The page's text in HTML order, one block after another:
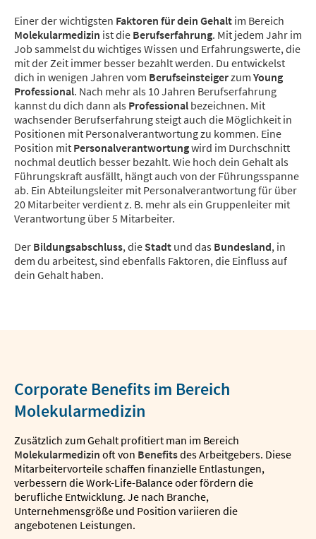
Einer der wichtigsten Faktoren für dein Gehalt im Bereich
Molekularmedizin ist die Berufserfahrung. Mit jedem Jahr im
Job sammelst du wichtiges Wissen und Erfahrungswerte, die
mit der Zeit immer besser bezahlt werden. Du entwickelst
dich in wenigen Jahren vom Berufseinsteigerzum Young
Professional. Nach mehr als 10 Jahren Berufserfahrung
kannst du dich dann als Professional bezeichnen. Mit
wachsender Berufserfahrung steigt auch die Möglichkeit in
Positionen mit Personalverantwortung zu kommen. Eine
Position mit Personalverantwortungwird im Durchschnitt
nochmal deutlich besser bezahlt. Wie hoch dein Gehalt als
Führungskraft ausfällt, hängt auch von der Führungsspanne
ab. Ein Abteilungsleiter mit Personalverantwortung für über
20 Mitarbeiter verdient z. B. mehr als ein Gruppenleiter mit
Verantwortung über 5 Mitarbeiter.
Der Bildungsabschluss, die Stadt und das Bundesland, in
dem du arbeitest, sind ebenfalls Faktoren, die Einfluss auf
dein Gehalt haben.
Corporate Benefits im Bereich
Molekularmedizin
Zusätzlich zum Gehalt profitiert man im Bereich
Molekularmedizin oft von Benefitsdes Arbeitgebers. Diese
Mitarbeitervorteile schaffen finanzielle Entlastungen,
verbessern die Work-Life-Balance oder fördern die
berufliche Entwicklung. Je nach Branche,
Unternehmensgröße und Position variieren die
angebotenen Leistungen.